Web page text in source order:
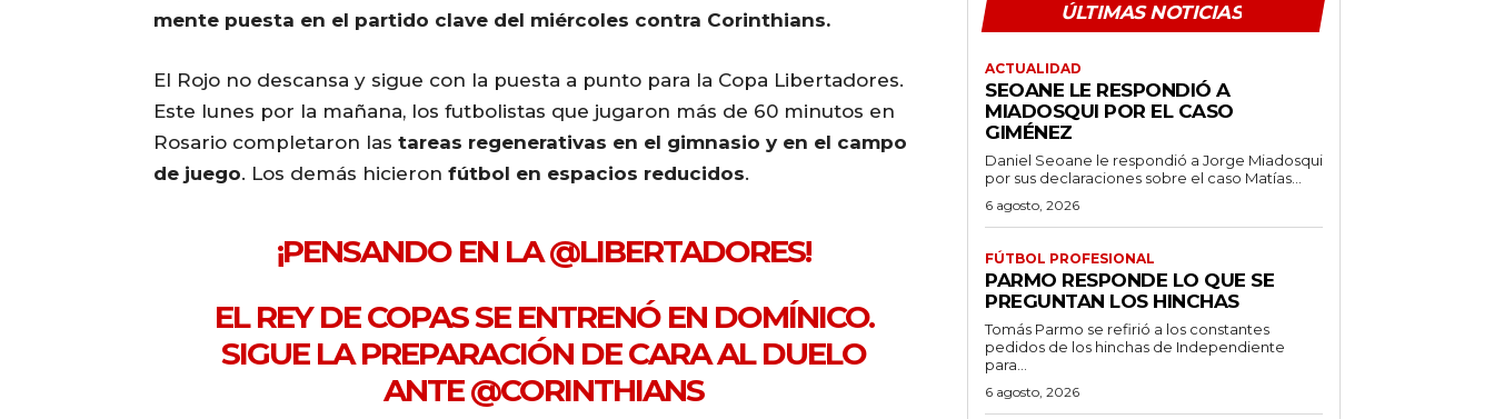
mente puesta en el partido clave del miércoles contra Corinthians.
El Rojo no descansa y sigue con la puesta a punto para la Copa Libertadores.
Este lunes por la mañana, los futbolistas que jugaron más de 60 minutos en
Rosario completaron las tareas regenerativas en el gimnasio y en el campo
de juego. Los demás hicieron fútbol en espacios reducidos.
¡PENSANDO EN LA@LIBERTADORES!
EL REY DE COPAS SE ENTRENÓ EN DOMÍNICO.
SIGUE LA PREPARACIÓN DE CARA AL DUELO
ANTE@CORINTHIANS
ÚLTIMAS NOTICIAS
ACTUALIDAD
SEOANE LE RESPONDIÓ A
MIADOSQUI POR EL CASO
GIMÉNEZ
Daniel Seoane le respondió a Jorge Miadosqui
por sus declaraciones sobre el caso Matías...
6 agosto, 2026
FÚTBOL PROFESIONAL
PARMO RESPONDE LO QUE SE
PREGUNTAN LOS HINCHAS
Tomás Parmo se refirió a los constantes
pedidos de los hinchas de Independiente
para...
6 agosto, 2026